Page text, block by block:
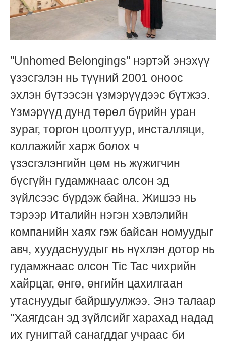
"Unhomed Belongings" нэртэй энэхүү
үзэсгэлэн нь түүний 2001 оноос
эхлэн бүтээсэн үзмэрүүдээс бүтжээ.
Үзмэрүүд дунд төрөл бүрийн уран
зураг, торгон цоолтуур, инсталляци,
коллажийг харж болох ч
үзэсгэлэнгийн цөм нь жүжигчин
бүсгүйн гудамжнаас олсон эд
зүйлсээс бүрдэж байна. Жишээ нь
тэрээр Италийн нэгэн хэвлэлийн
компанийн хаях гэж байсан номуудыг
авч, хуудаснуудыг нь нүхлэн дотор нь
гудамжнаас олсон Tic Tac чихрийн
хайрцаг, өнгө, өнгийн цахилгаан
утаснуудыг байршуулжээ. Энэ талаар
"Хаягдсан эд зүйлсийг харахад надад
их гунигтай санагддаг учраас би